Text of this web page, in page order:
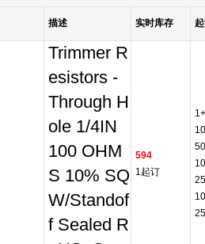
描述 实时库存
Trimmer R
esistors -
Through H
ole 1/4IN
100 OHM
S 10% SQ
W/Standof
f Sealed R
594
1起订
1+